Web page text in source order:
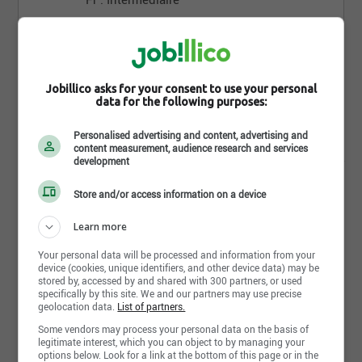
Postuler maintenant
D'autres offres de Nordex qui pourraient t'intéresser
Banque de candidatures | Manoeuvre spécialisé | Alma,QC
Banque de candidatures | Cimentier/applicateur | Alma,QC
Banque de candidatures | Opérateur de pompe à béton |
Jobillico asks for your consent to use your personal
data for the following purposes:
Personalised advertising and content, advertising and
content measurement, audience research and services
development
Store and/or access information on a device
Learn more
Your personal data will be processed and information from your
device (cookies, unique identifiers, and other device data) may be
stored by, accessed by and shared with 300 partners, or used
specifically by this site. We and our partners may use precise
geolocation data. List of partners.
Some vendors may process your personal data on the basis of
legitimate interest, which you can object to by managing your
options below. Look for a link at the bottom of this page or in the